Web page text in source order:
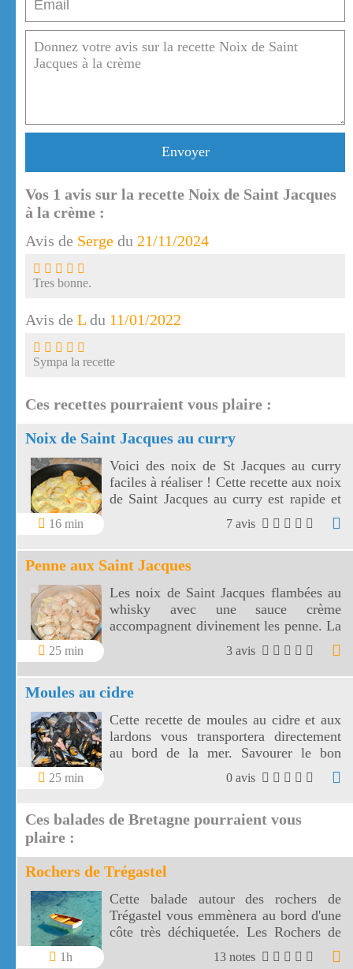
Envoyer
Vos 1 avis sur la recette Noix de Saint Jacques
à la crème :
Avis de Serge du 21/11/2024
Tres bonne.
Avis de L du 11/01/2022
Sympa la recette
Ces recettes pourraient vous plaire :
Noix de Saint Jacques au curry
16 min
Voici des noix de St Jacques au curry
faciles à réaliser ! Cette recette aux noix
de Saint Jacques au curry est rapide et
excellente, sa crème au curry
accompagne délicieusement vos pâtes
ou votre riz.
7 avis
Penne aux Saint Jacques
25 min
Les noix de Saint Jacques flambées au
whisky avec une sauce crème
accompagnent divinement les penne. La
recette de penne aux Saint Jacques est
très rapide à réaliser!
3 avis
Moules au cidre
25 min
Cette recette de moules au cidre et aux
lardons vous transportera directement
au bord de la mer. Savourer le bon
accord iodé des moules et d'un cidre
0 avis
Ces balades de Bretagne pourraient vous
plaire :
Rochers de Trégastel
1h
Cette balade autour des rochers de
Trégastel vous emmènera au bord d'une
côte très déchiquetée. Les Rochers de
Trégastel sont spectaculaires et leurs
formes sont évocatrices.
13 notes